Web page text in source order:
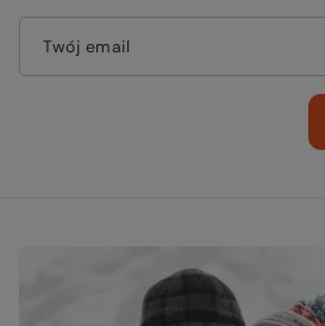
Twój email